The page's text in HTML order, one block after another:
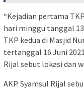
“Kejadian pertama
hari minggu tanggal
TKP kedua di Masjid
tertanggal 16 Juni
Rijal sebut lokasi dan
AKP. Syamsul Rijal